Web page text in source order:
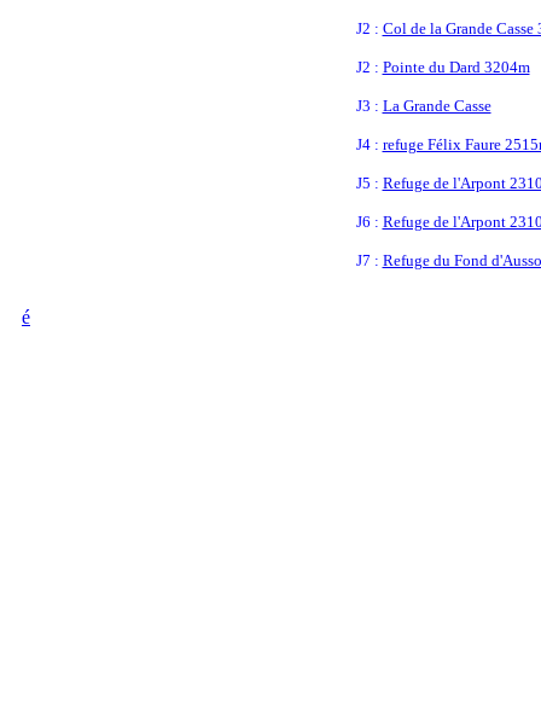
J2 : Col de la Grande Casse
J2 : Pointe du Dard 3204m
J3 : La Grande Casse
J4 : refuge Félix Faure
J5 : Refuge de l'Arpont
J6 : Refuge de l'Arpont
J7 : Refuge du Fond
é